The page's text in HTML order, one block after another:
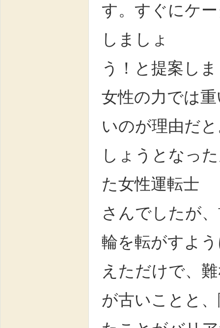
す。すぐにケ
しましょ
う！と提案し
女性の力では
いのが理由だ
しょうとなっ
た女性運転士
さんでしたが
輪を転がすよ
えただけで、
が古いことと